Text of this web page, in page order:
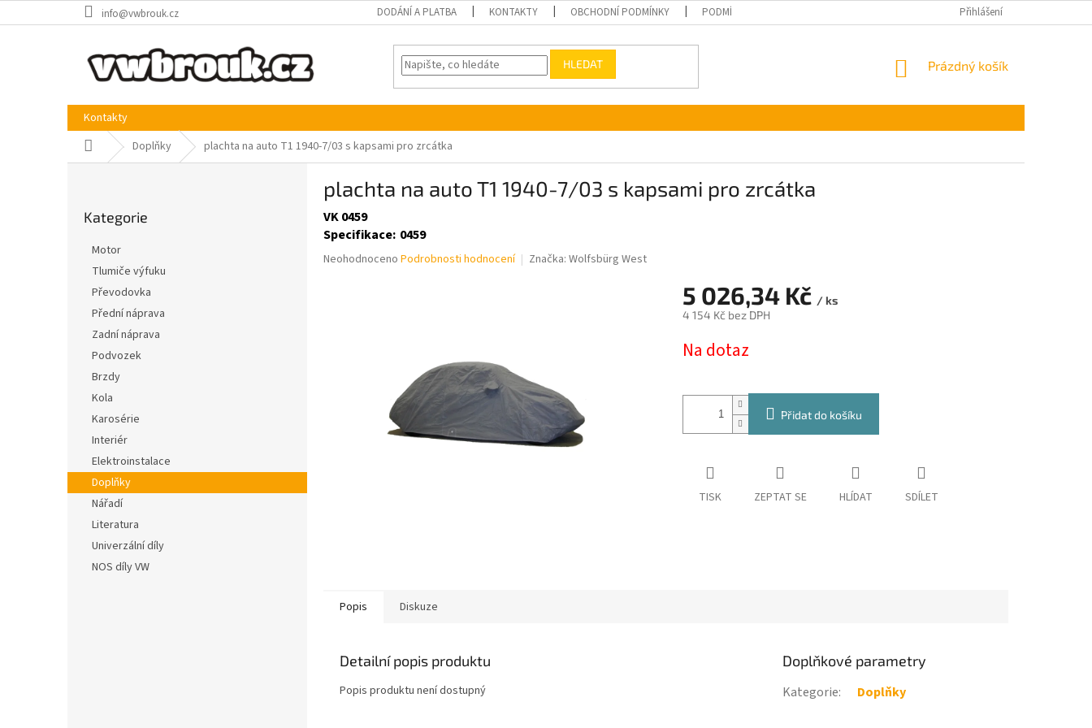
na
info@vwbrouk.cz DODÁNÍ A PLATBA KONTAKTY OBCHODNÍ PODMÍNKY PODMÍNKY OCHRANY OSOBNÍCH ÚDAJŮ Přihlášení
HLEDAT
NÁKUPNÍ
Prázdný košík
Kontakty
Domů Doplňky plachta na auto T1 1940-7/03 s kapsami pro zrcátka
kategorie
Kategorie
Motor
Tlumiče výfuku
Převodovka
Přední náprava
Zadní náprava
Podvozek
Brzdy
Kola
Karosérie
Interiér
Elektroinstalace
Doplňky
Nářadí
Literatura
Univerzální díly
NOS díly VW
plachta na auto T1 1940-7/03 s kapsami pro zrcátka
VK 0459
Specifikace: 0459
Průměrné
Neohodnoceno Podrobnosti hodnocení Značka: Wolfsbürg West
5 026,34 Kč / ks
4 154 Kč bez DPH
cena:
Na dotaz
Přidat do košíku
TISK ZEPTAT SE HLÍDAT SDÍLET
Popis Diskuze
Detailní popis produktu
Popis produktu není dostupný
Doplňkové parametry
Kategorie: Doplňky